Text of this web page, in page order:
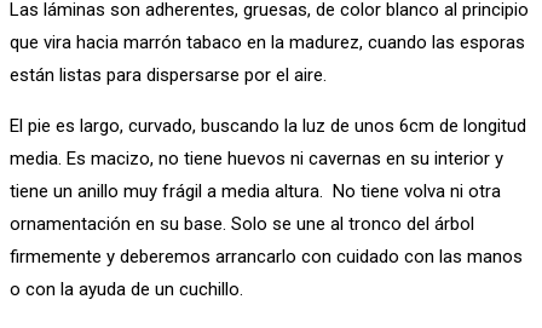
Las láminas son adherentes, gruesas, de color blanco al principio
que vira hacia marrón tabaco en la madurez, cuando las esporas
están listas para dispersarse por el aire.
El pie es largo, curvado, buscando la luz de unos 6cm de longitud
media. Es macizo, no tiene huevos ni cavernas en su interior y
tiene un anillo muy frágil a media altura. No tiene volva ni otra
ornamentación en su base. Solo se une al tronco del árbol
firmemente y deberemos arrancarlo con cuidado con las manos
o con la ayuda de un cuchillo.